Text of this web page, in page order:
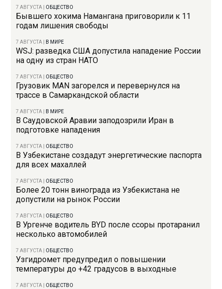
7 АВГУСТА ОБЩЕСТВО
Бывшего хокима Намангана приговорили к 11
годам лишения свободы
7 АВГУСТА В МИРЕ
WSJ: разведка США допустила нападение России
на одну из стран НАТО
7 АВГУСТА ОБЩЕСТВО
Грузовик MAN загорелся и перевернулся на
трассе в Самаркандской области
7 АВГУСТА В МИРЕ
В Саудовской Аравии заподозрили Иран в
подготовке нападения
7 АВГУСТА ОБЩЕСТВО
В Узбекистане создадут энергетические паспорта
для всех махаллей
7 АВГУСТА ОБЩЕСТВО
Более 20 тонн винограда из Узбекистана не
допустили на рынок России
7 АВГУСТА ОБЩЕСТВО
В Ургенче водитель BYD после ссоры протаранил
несколько автомобилей
7 АВГУСТА ОБЩЕСТВО
Узгидромет предупредил о повышении
температуры до +42 градусов в выходные
7 АВГУСТА ОБЩЕСТВО